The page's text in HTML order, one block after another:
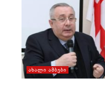
ᲐᲮᲐᲚᲘ ᲐᲛᲑᲔᲑᲘ